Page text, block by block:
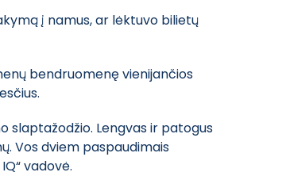
į namus, ar lėktuvo bilietų
bendruomenę vienijančios
slaptažodžio. Lengvas ir patogus
Vos dviem paspaudimais
vadovė.